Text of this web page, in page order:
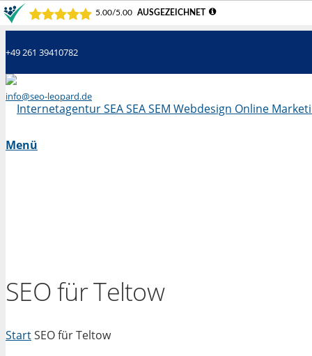
+49 261 39410782
info@seo-leopard.de
Menü
SEO für Teltow
StartSEO für Teltow